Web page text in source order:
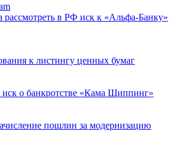
рассмотреть в РФ иск к «Альфа-Банку»
к листингу ценных бумаг
о банкротстве «Кама Шиппинг»
пошлин за модернизацию